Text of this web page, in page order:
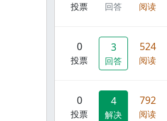
投票 回答 阅读
0
投票
3
回答
524
阅读
0
投票
4
解决
792
阅读